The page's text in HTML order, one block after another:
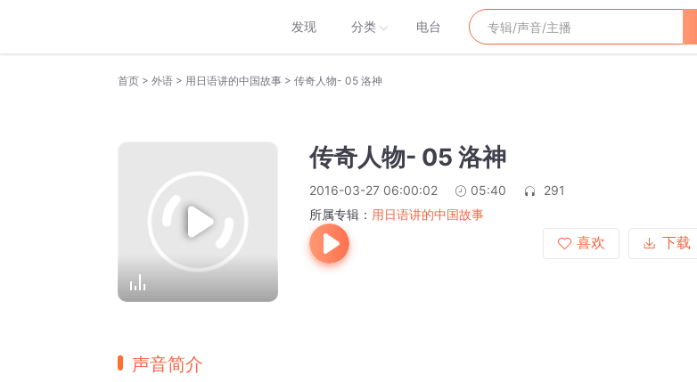
发现 分类 电台
首页 > 外语 > 用日语讲的中国故事 > 传奇人物- 05 洛神
传奇人物- 05 洛神
2016-03-27 06:00:02 05:40
291
所属专辑： 用日语讲的中国故事
喜欢
下载
声音简介